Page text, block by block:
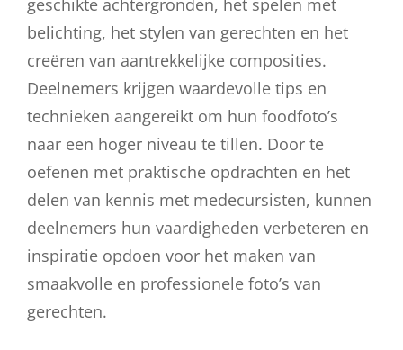
belichting, het stylen van gerechten en het
creëren van aantrekkelijke composities.
Deelnemers krijgen waardevolle tips en
technieken aangereikt om hun foodfoto’s
naar een hoger niveau te tillen. Door te
oefenen met praktische opdrachten en het
delen van kennis met medecursisten, kunnen
deelnemers hun vaardigheden verbeteren en
inspiratie opdoen voor het maken van
smaakvolle en professionele foto’s van
gerechten.